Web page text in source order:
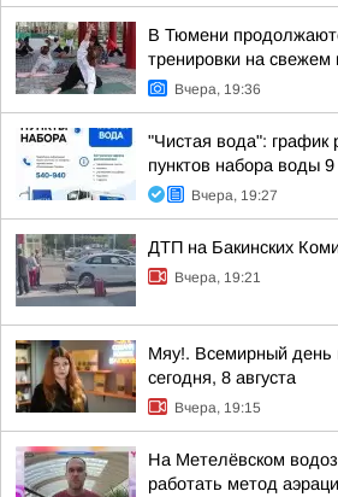
В Тюмени
тренировки на свежем
Вчера, 19:36
"Чистая вода":
пунктов набора воды 9
Вчера, 19:27
ДТП на Бакинских
Вчера, 19:21
Мяу!. Всемирный день
сегодня, 8 августа
Вчера, 19:15
На Метелёвском
работать метод